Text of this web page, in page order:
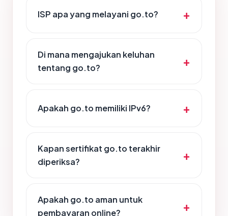
ISP apa yang melayani go.to?
Di mana mengajukan keluhan
tentang go.to?
Apakah go.to memiliki IPv6?
Kapan sertifikat go.to terakhir
diperiksa?
Apakah go.to aman untuk
pembayaran online?